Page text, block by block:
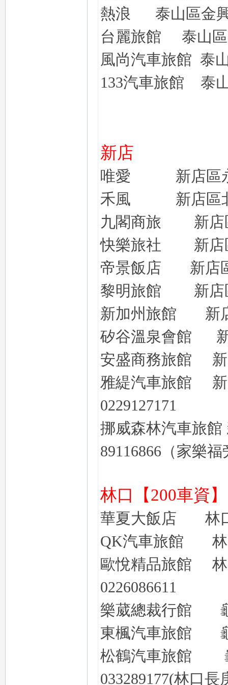
熱浪 泰山區金
台麗旅館 泰山
風尚汽車旅館 泰
133汽車旅館 泰
新店
唯愛 新店 區
禾風
新店 區
九閣商旅
新店
快樂旅社
新
帝景飯店
新店
黎明旅館
新
新加州旅館
新
矽谷溫泉會館
安盛商務旅館
雅緹汽車旅館
0229127171
挪威森林汽車旅館
89116866（家樂
林口【200車資】
華夏大飯店
林
QK汽車旅館
歐悅精品旅館
0226086611
樂葳總裁行館
東楓汽車旅館
松鶴汽車旅館
033289177(林口長